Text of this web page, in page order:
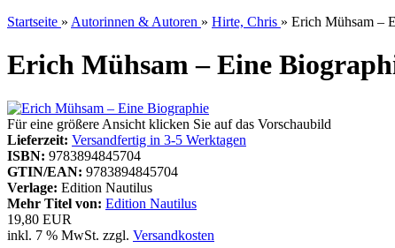
Startseite » Autorinnen & Autoren » Hirte, Chris » Erich Mühsam –
Erich Mühsam – Eine
Für eine größere Ansicht klicken Sie auf das Vorschaubild
Lieferzeit: Versandfertig in 3-5 Werktagen
ISBN: 9783894845704
GTIN/EAN: 9783894845704
Verlage: Edition Nautilus
Mehr Titel von: Edition Nautilus
19,80 EUR
inkl. 7 % MwSt. zzgl. Versandkosten